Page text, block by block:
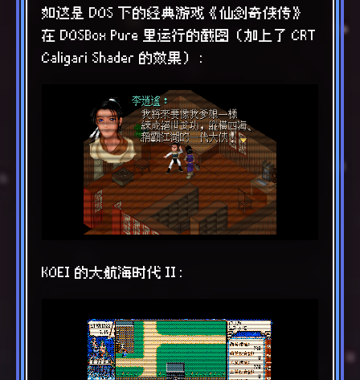
如这是 DOS 下的经典游戏《仙剑奇侠传》
在 DOSBox Pure 里运行的截图（加上了 CRT
Caligari Shader 的效果）：
KOEI 的大航海时代 II：